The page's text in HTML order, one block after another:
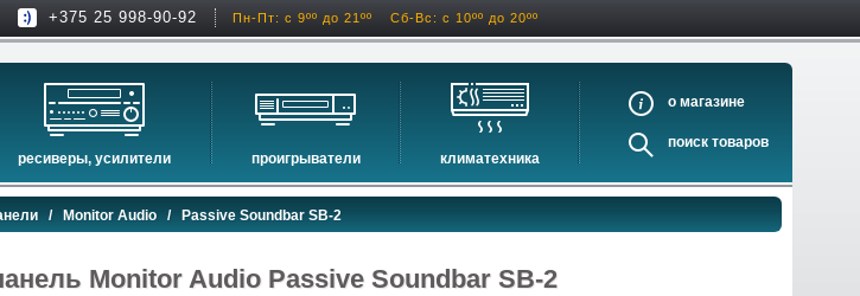
+375 25 998-90-92 Пн-Пт: с 9ºº до 21ºº Сб-Вс: с 10ºº до 20ºº
ресиверы, усилители
проекторы
экраны для проекторов
интерактивные доски
проигрыватели
сетевые проигрыватели
проигрыватели виниловых дисков
blu-ray проигрыватели
климатехника
кондиционеры
очистители и увлажнители воздуха
осушители воздуха
о
поиск
/ Monitor Audio / Passive Soundbar SB-2
Monitor Audio Passive Soundbar SB-2